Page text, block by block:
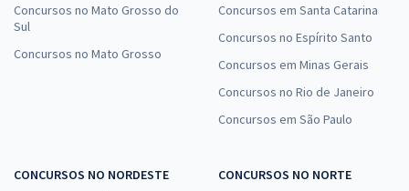
Concursos no Mato Grosso do
Sul
Concursos no Mato Grosso
Concursos em Santa Catarina
Concursos no Espírito Santo
Concursos em Minas Gerais
Concursos no Rio de Janeiro
Concursos em São Paulo
CONCURSOS NO NORDESTE
CONCURSOS NO NORTE